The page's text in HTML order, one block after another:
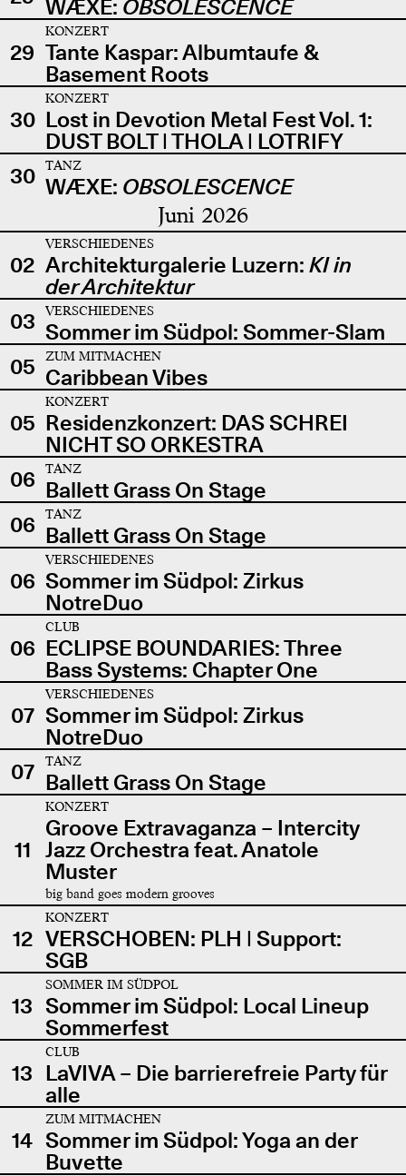
WÆXE: OBSOLESCENCE
29
KONZERT
Tante Kaspar: Albumtaufe &
Basement Roots
30
KONZERT
Lost in Devotion Metal Fest Vol. 1:
DUST BOLT | THOLA | LOTRIFY
30
TANZ
WÆXE: OBSOLESCENCE
Juni 2026
02
VERSCHIEDENES
Architekturgalerie Luzern: KI in
der Architektur
03
VERSCHIEDENES
Sommer im Südpol: Sommer-Slam
05
ZUM MITMACHEN
Caribbean Vibes
05
KONZERT
Residenzkonzert: DAS SCHREI
NICHT SO ORKESTRA
06
TANZ
Ballett Grass On Stage
06
TANZ
Ballett Grass On Stage
06
VERSCHIEDENES
Sommer im Südpol: Zirkus
NotreDuo
06
CLUB
ECLIPSE BOUNDARIES: Three
Bass Systems: Chapter One
07
VERSCHIEDENES
Sommer im Südpol: Zirkus
NotreDuo
07
TANZ
Ballett Grass On Stage
11
KONZERT
Groove Extravaganza – Intercity
Jazz Orchestra feat. Anatole
Muster
big band goes modern grooves
12
KONZERT
VERSCHOBEN: PLH | Support:
SGB
13
SOMMER IM SÜDPOL
Sommer im Südpol: Local Lineup
Sommerfest
13
CLUB
LaVIVA – Die barrierefreie Party für
alle
14
ZUM MITMACHEN
Sommer im Südpol: Yoga an der
Buvette